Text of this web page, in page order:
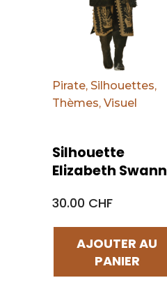
Pirate, Silhouettes,
Thèmes, Visuel
Silhouette
Elizabeth Swann
30.00 CHF
AJOUTER AU
PANIER